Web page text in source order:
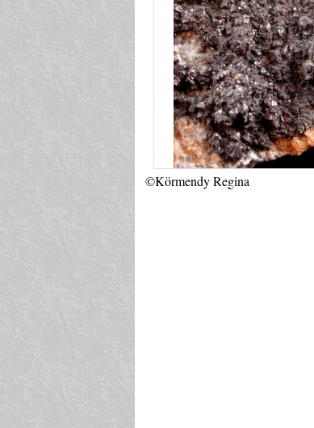
©Körmendy Regina